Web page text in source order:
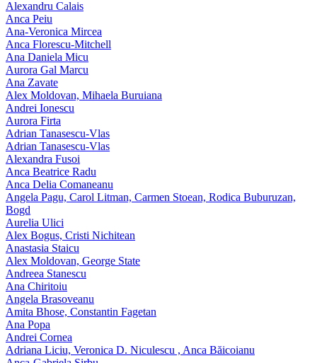
Alexandru Calais
Anca Peiu
Ana-Veronica Mircea
Anca Florescu-Mitchell
Ana Daniela Micu
Aurora Gal Marcu
Ana Zavate
Alex Moldovan, Mihaela Buruiana
Andrei Ionescu
Aurora Firta
Adrian Tanasescu‑Vlas
Adrian Tanasescu-Vlas
Alexandra Fusoi
Anca Beatrice Radu
Anca Delia Comaneanu
Angela Pagu, Carol Litman, Carmen Stoean, Rodica Buburuzan,
Bogd
Aurelia Ulici
Alex Bogus, Cristi Nichitean
Anastasia Staicu
Alex Moldovan, George State
Andreea Stanescu
Ana Chiritoiu
Angela Brasoveanu
Amita Bhose, Constantin Fagetan
Ana Popa
Andrei Cornea
Adriana Liciu, Veronica D. Niculescu , Anca Băicoianu